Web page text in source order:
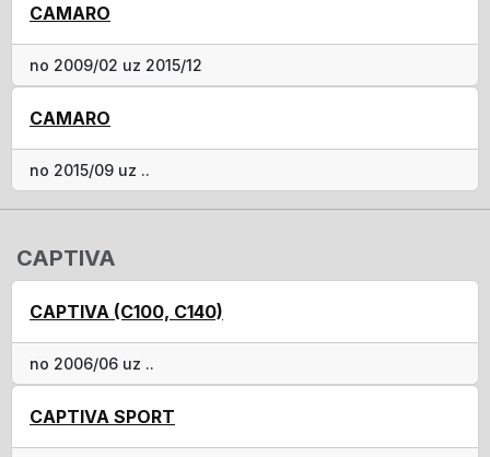
CAMARO
no 2009/02 uz 2015/12
CAMARO
no 2015/09 uz ..
CAPTIVA
CAPTIVA (C100, C140)
no 2006/06 uz ..
CAPTIVA SPORT